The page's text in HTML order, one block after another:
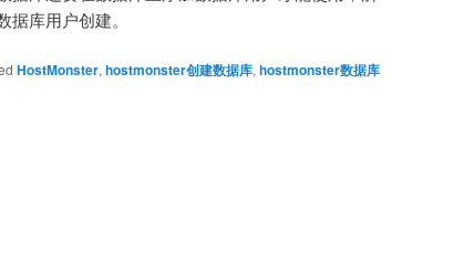
库用户创建。
HostMonster, hostmonster创建数据库, hostmonster数据库